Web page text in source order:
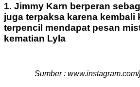
1. Jimmy Karn berperan
juga terpaksa karena kembali
terpencil mendapat pesan
kematian Lyla
Sumber :